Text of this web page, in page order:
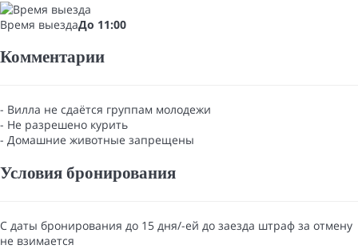
Время выездаДо 11:00
Комментарии
- Вилла не сдаётся группам молодежи
- Не разрешено курить
- Домашние животные запрещены
Условия бронирования
С даты бронирования до 15 дня/-ей до заезда штраф за отмену
не взимается